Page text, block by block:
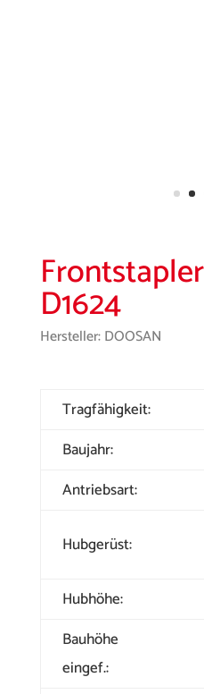
D1624
Hersteller: DOOSAN
Tragfähigkeit:
Baujahr:
Antriebsart:
Hubgerüst:
Hubhöhe:
Bauhöhe
eingef.: